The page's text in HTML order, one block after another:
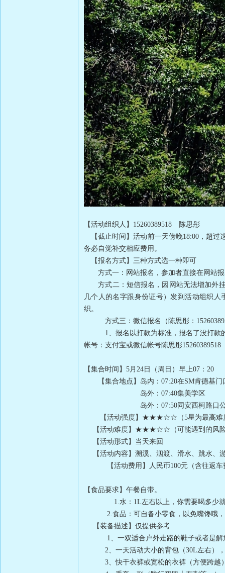
【活动组织人】15260389518 陈思彤
【截止时间】活动前一天傍晚18:00，超过
务必自觉补交相应费用。
【报名方式】三种方式选一种即可
方式一：网站报名，参加者直接在网站报
方式二：短信报名，因网站无法增加外挂
几个人的名字跟身份证号）发到活动组织
织。
方式三：微信报名（陈思彤：
1、报名以打款为标准，报名了没打款的
帐号：支付宝或微信帐号陈思彤15260389518
【集合时间】5月24日（周日）早上07：20
【集合地点】岛内：07:20在SM肯德基门
岛外：07:40集美学区
岛外：07:50同安西柯路口公交
【活动强度】★★★☆☆（5星为最高难
【活动难度】★★★☆☆（可能遇到的风险
【活动形式】当天来回
【活动内容】溯溪、泅渡、滑水、跳水、
【活动费用】人民币100元（含往返车
【食品要求】午餐自带。
1.水：1L左右以上，你需要喝多少
2.食品：可自备小零食，以免嘴馋哦，
【装备描述】仅提供参考
1、一双适合户外走路的鞋子或者是解放
2、一天活动大小的背包（30L左右），
3、快干衣裤或宽松的衣裤（方便跨越）